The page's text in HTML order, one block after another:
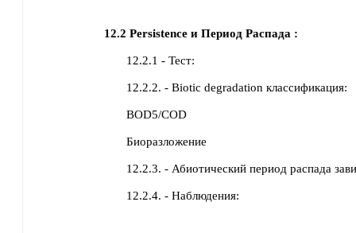
12.2 Persistence и Период Распада :
12.2.1 - Тест:
12.2.2. - Biotic degradation классификация:
BOD5/COD
Биоразложение
12.2.3. - Абиотический период распада
12.2.4. - Наблюдения: